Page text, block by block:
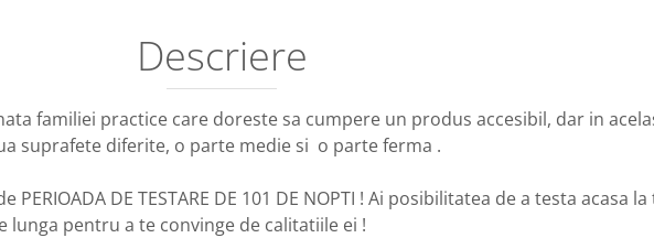
Descriere
familiei practice care doreste sa cumpere un produs accesibil, dar in
suprafete diferite, o parte medie si o parte ferma .
PERIOADA DE TESTARE DE 101 DE NOPTI ! Ai posibilitatea de a testa acasa
lunga pentru a te convinge de calitatiile ei !